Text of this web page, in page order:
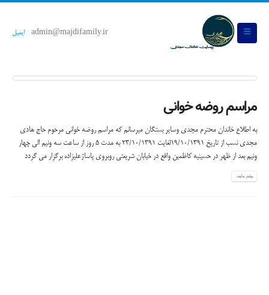
admin@majdifamily.ir ایمیل
مراسم روضه خوانی
به اطلاع خاندان محترم مجدی وسایر بستگان میرسانم که مراسم روضه خوانی مرحوم حاج هادی
مجدی نسب از تاریخ 19/10/1391لغایت 23/10/1391 به مدت 5 روز از ساعت سه ونیم الی چهار
ونیم بعد از ظهر در حسینیه کاظمین واقع در خیابان شریعتی روبروی پاساژعلیزاده برگزار می گردد
بیشتر بدانید...